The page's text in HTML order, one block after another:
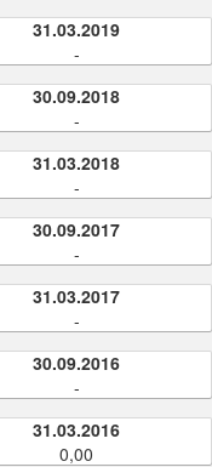
31.03.2019
-
30.09.2018
-
31.03.2018
-
30.09.2017
-
31.03.2017
-
30.09.2016
-
31.03.2016
0,00